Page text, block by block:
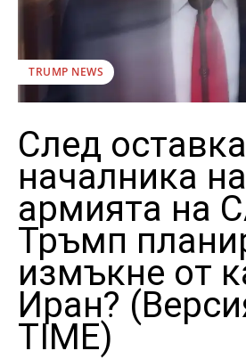
TRUMP NEWS
След
началника на
армията на
Тръмп
измъкне от
Иран?
TIME)